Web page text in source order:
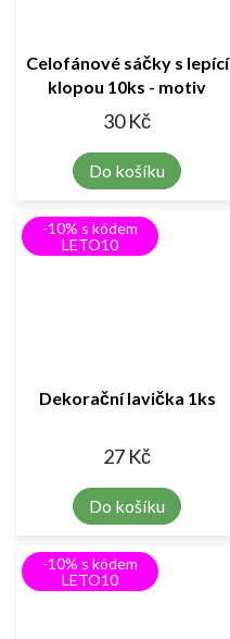
Celofánové sáčky s lepící
klopou 10ks - motiv
srdíček růžových -
transparentní 10x10cm
30 Kč
Do košíku
-10% s kódem
LETO10
Dekorační lavička 1ks
27 Kč
Do košíku
-10% s kódem
LETO10